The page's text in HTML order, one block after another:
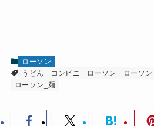
ローソン
うどん
コンビニ ローソン ローソ
ローソン_麺